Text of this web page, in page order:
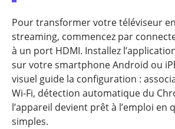
Pour transformer votre téléviseur
streaming, commencez par
à un port HDMI. Installez
sur votre smartphone Android ou
visuel guide la configuration :
Wi-Fi, détection automatique du
l’appareil devient prêt à l’emploi en
simples.